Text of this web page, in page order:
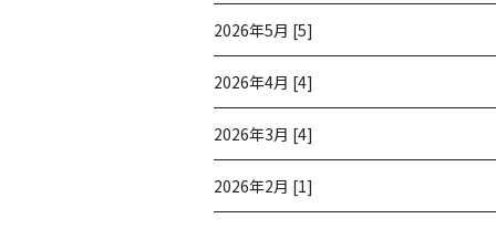
2026年5月 [5]
2026年4月 [4]
2026年3月 [4]
2026年2月 [1]